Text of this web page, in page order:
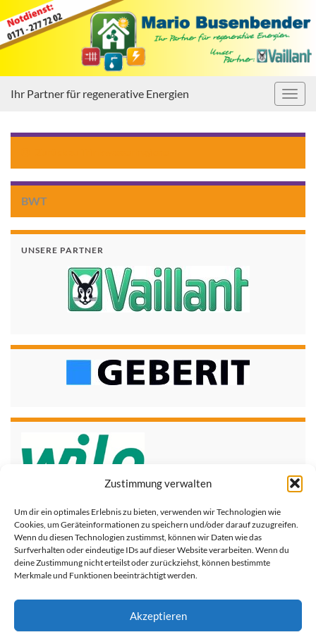
Zustimmung verwalten
Um dir ein optimales Erlebnis zu bieten, verwenden wir Technologien wie
Cookies, um Geräteinformationen zu speichern und/oder darauf zuzugreifen.
Wenn du diesen Technologien zustimmst, können wir Daten wie das
Surfverhalten oder eindeutige IDs auf dieser Website verarbeiten. Wenn du
deine Zustimmung nicht erteilst oder zurückziehst, können bestimmte
Merkmale und Funktionen beeinträchtigt werden.
Akzeptieren
Ihr Partner für regenerative Energien
BWT
UNSERE PARTNER